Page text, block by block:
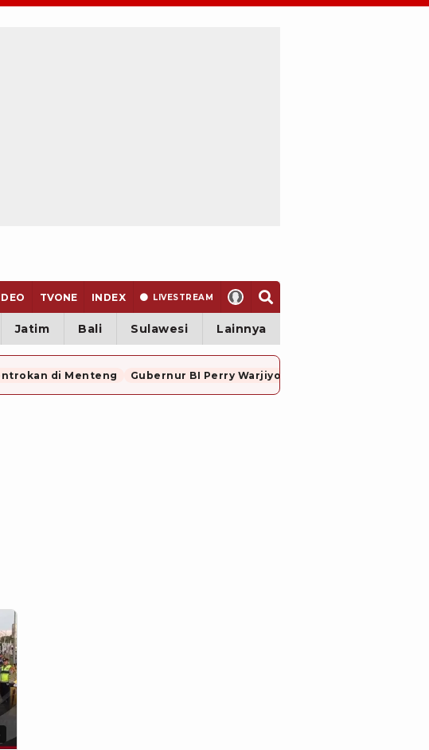
TVONE INDEX LIVESTREAM
Jatim Bali Sulawesi Lainnya
di Menteng Gubernur BI Perry Warjiyo Mundur